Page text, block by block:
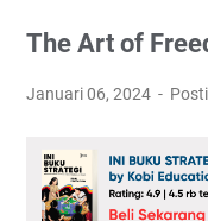
The Art of
Januari 06, 2024